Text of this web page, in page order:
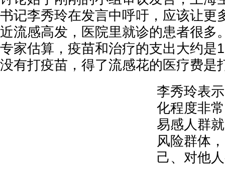
书记李秀玲在发言中呼吁，应该让更
近流感高发，医院里就诊的患者很多
专家估算，疫苗和治疗的支出大约是
没有打疫苗，得了流感花的医疗费是
李秀玲表
化程度非
易感人群
风险群体
己、对他